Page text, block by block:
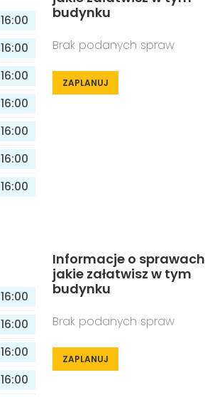
16:00
16:00
16:00
16:00
16:00
16:00
16:00
budynku
Brak podanych spraw
ZAPLANUJ
16:00
16:00
16:00
16:00
Informacje o sprawach
jakie załatwisz w tym
budynku
Brak podanych spraw
ZAPLANUJ